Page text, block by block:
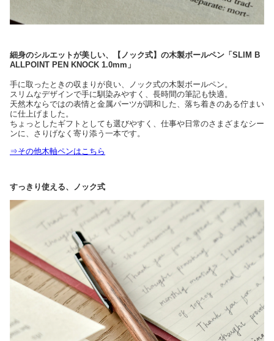
細身のシルエットが美しい、【ノック式】の木製ボールペン「SLIM B
ALLPOINT PEN KNOCK 1.0mm」
手に取ったときの収まりが良い、ノック式の木製ボールペン。
スリムなデザインで手に馴染みやすく、長時間の筆記も快適。
天然木ならではの表情と金属パーツが調和した、落ち着きのある佇まい
に仕上げました。
ちょっとしたギフトとしても選びやすく、仕事や日常のさまざまなシー
ンに、さりげなく寄り添う一本です。
⇒その他木軸ペンはこちら
すっきり使える、ノック式